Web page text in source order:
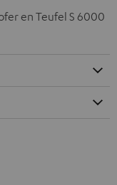
en Teufel S 6000